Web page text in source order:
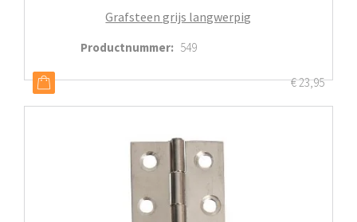
Grafsteen grijs langwerpig
Productnummer: 549
€23,95